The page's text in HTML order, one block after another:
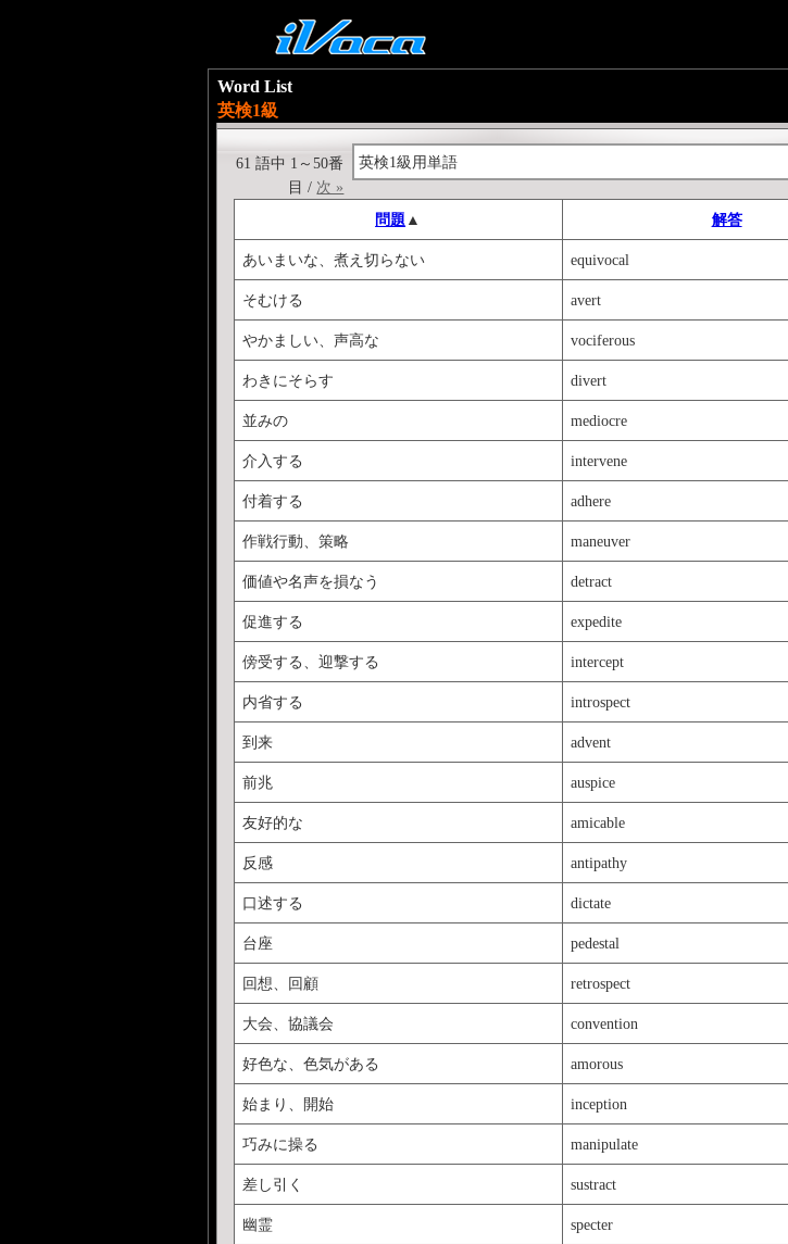
Word List
英検1級
英検1級用単語
61 語中 1～50番
目 / 次 »
問題 ▲ 解答
あいまいな、煮え切らない equivocal
そむける avert
やかましい、声高な vociferous
わきにそらす divert
並みの mediocre
介入する intervene
付着する adhere
作戦行動、策略 maneuver
価値や名声を損なう detract
促進する expedite
傍受する、迎撃する intercept
内省する introspect
到来 advent
前兆 auspice
友好的な amicable
反感 antipathy
口述する dictate
台座 pedestal
回想、回顧 retrospect
大会、協議会 convention
好色な、色気がある amorous
始まり、開始 inception
巧みに操る manipulate
差し引く sustract
幽霊 specter